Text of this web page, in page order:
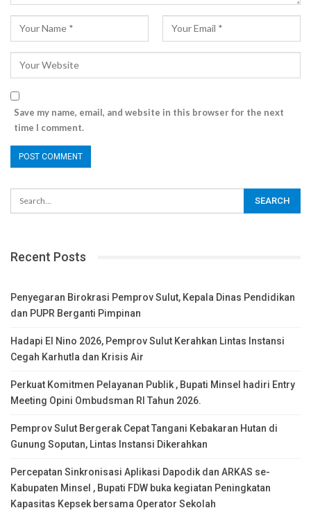
Save my name, email, and website in this browser for the next
time I comment.
Recent Posts
Penyegaran Birokrasi Pemprov Sulut, Kepala Dinas Pendidikan
dan PUPR Berganti Pimpinan
Hadapi El Nino 2026, Pemprov Sulut Kerahkan Lintas Instansi
Cegah Karhutla dan Krisis Air
Perkuat Komitmen Pelayanan Publik , Bupati Minsel hadiri Entry
Meeting Opini Ombudsman RI Tahun 2026.
Pemprov Sulut Bergerak Cepat Tangani Kebakaran Hutan di
Gunung Soputan, Lintas Instansi Dikerahkan
Percepatan Sinkronisasi Aplikasi Dapodik dan ARKAS se-
Kabupaten Minsel , Bupati FDW buka kegiatan Peningkatan
Kapasitas Kepsek bersama Operator Sekolah